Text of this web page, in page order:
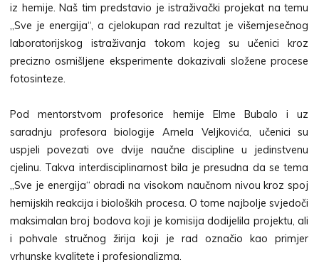
iz hemije. Naš tim predstavio je istraživački projekat na temu
„Sve je energija“, a cjelokupan rad rezultat je višemjesečnog
laboratorijskog istraživanja tokom kojeg su učenici kroz
precizno osmišljene eksperimente dokazivali složene procese
fotosinteze.
Pod mentorstvom profesorice hemije Elme Bubalo i uz
saradnju profesora biologije Arnela Veljkovića, učenici su
uspjeli povezati ove dvije naučne discipline u jedinstvenu
cjelinu. Takva interdisciplinarnost bila je presudna da se tema
„Sve je energija“ obradi na visokom naučnom nivou kroz spoj
hemijskih reakcija i bioloških procesa. O tome najbolje svjedoči
maksimalan broj bodova koji je komisija dodijelila projektu, ali
i pohvale stručnog žirija koji je rad označio kao primjer
vrhunske kvalitete i profesionalizma.